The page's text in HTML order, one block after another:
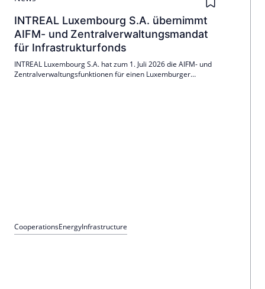
INTREAL Luxembourg S.A. übernimmt
AIFM- und Zentralverwaltungsmandat
für Infrastrukturfonds
INTREAL Luxembourg S.A. hat zum 1. Juli 2026 die AIFM- und
Zentralverwaltungsfunktionen für einen Luxemburger
CooperationsEnergyInfrastructure